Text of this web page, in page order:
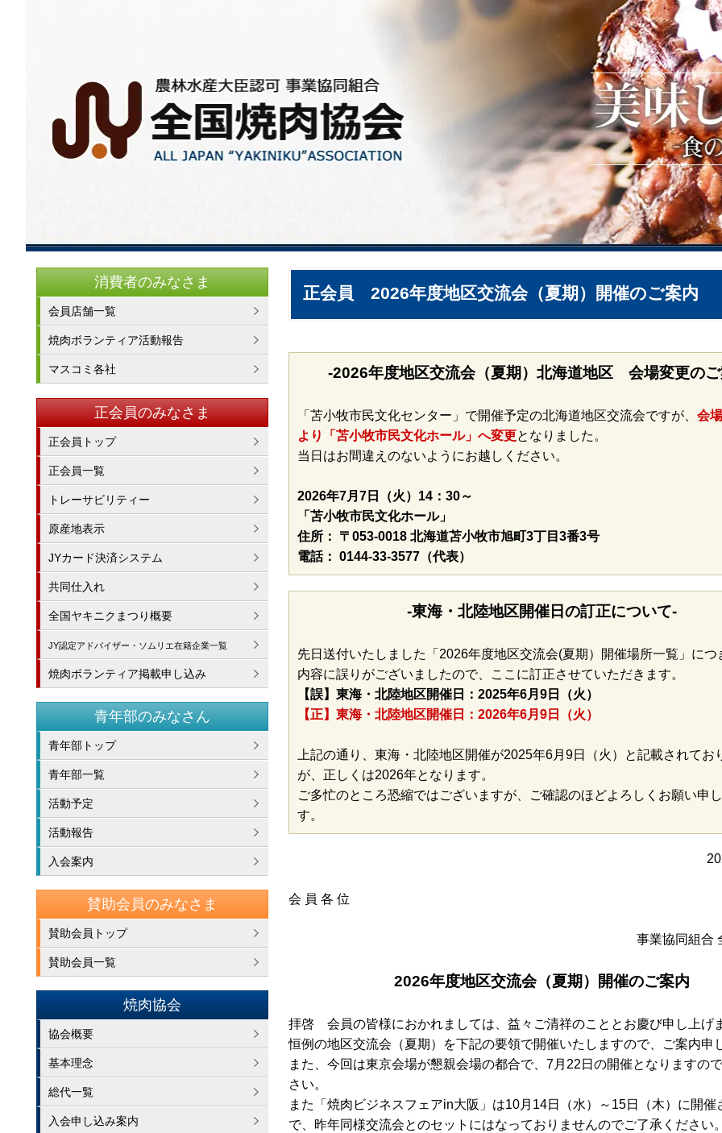
正会員 2026年度地区交流会（夏期）開催のご案内
-2026年度地区交流会（夏期）北海道地区 会場変更の
「苫小牧市民文化センター」で開催予定の北海道地区交流会ですが、会
より「苫小牧市民文化ホール」へ変更となりました。
当日はお間違えのないようにお越しください。
2026年7月7日（火）14：30～
「苫小牧市民文化ホール」
住所： 〒053-0018 北海道苫小牧市旭町3丁目3番3号
電話： 0144-33-3577（代表）
-東海・北陸地区開催日の訂正について-
先日送付いたしました「2026年度地区交流会(夏期）開催場所一覧」につ
内容に誤りがございましたので、ここに訂正させていただきます。
【誤】東海・北陸地区開催日：2025年6月9日（火）
【正】東海・北陸地区開催日：2026年6月9日（火）
上記の通り、東海・北陸地区開催が2025年6月9日（火）と記載されてお
が、正しくは2026年となります。
ご多忙のところ恐縮ではございますが、ご確認のほどよろしくお願い申
す。
会 員 各 位
事業協同組合
2026年度地区交流会（夏期）開催のご案内
拝啓 会員の皆様におかれましては、益々ご清祥のこととお慶び申し上げ
恒例の地区交流会（夏期）を下記の要領で開催いたしますので、ご案内申
また、今回は東京会場が懇親会場の都合で、7月22日の開催となりますの
さい。
また「焼肉ビジネスフェアin大阪」は10月14日（水）～15日（木）に開催
で、昨年同様交流会とのセットにはなっておりませんのでご了承ください。
消費者のみなさま
会員店舗一覧
焼肉ボランティア活動報告
マスコミ各社
正会員のみなさま
正会員トップ
正会員一覧
トレーサビリティー
原産地表示
JYカード決済システム
共同仕入れ
全国ヤキニクまつり概要
JY認定アドバイザー・ソムリエ在籍企業一覧
焼肉ボランティア掲載申し込み
青年部のみなさん
青年部トップ
青年部一覧
活動予定
活動報告
入会案内
賛助会員のみなさま
賛助会員トップ
賛助会員一覧
焼肉協会
協会概要
基本理念
総代一覧
入会申し込み案内